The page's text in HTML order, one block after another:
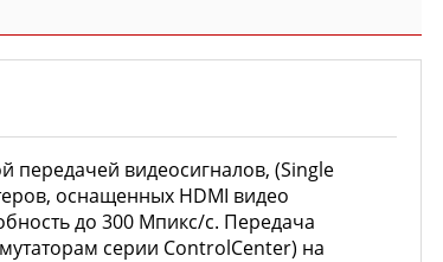
передачей видеосигналов, (Single
оснащенных HDMI видео
до 300 Мпикс/с. Передача
серии ControlCenter) на